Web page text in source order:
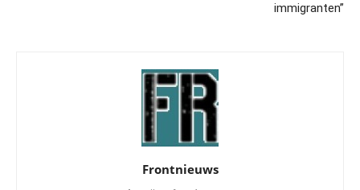
immigranten”
Frontnieuws